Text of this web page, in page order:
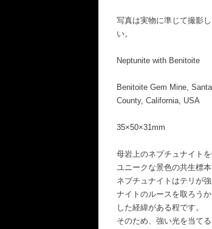
写真は実物に準じて撮影
い。
Neptunite with Benitoite
Benitoite Gem Mine,
County, California, USA
35×50×31mm
母岩上のネプチュナイト
ユニークな景色の共生標本
ネプチュナイトはテリが
ナイトのルースを取ろう
した経緯がある程です。
そのため、強い光を当て